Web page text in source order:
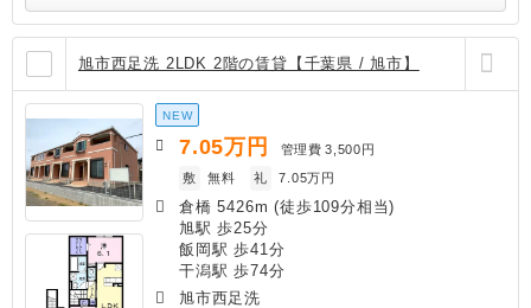
旭市西足洗 2LDK 2階の賃貸【千葉県 / 旭市】
NEW
7.05万円 管理費 3,500円
敷
無料 礼 7.05万円
倉橋 5426m (徒歩109分相当)
旭駅 歩25分
飯岡駅 歩41分
干潟駅 歩74分
旭市西足洗